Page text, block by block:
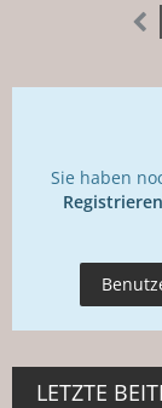
Sie haben
LETZTE